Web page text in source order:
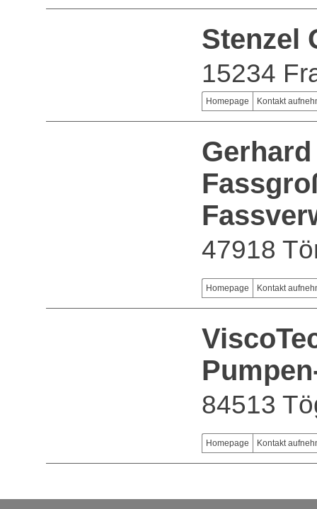
Stenzel
15234
Homepage Kontakt
47918
Homepage Kontakt
84513
Homepage Kontakt